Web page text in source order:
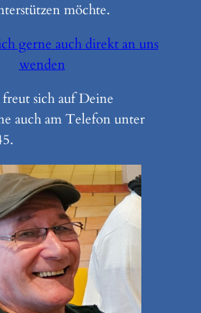
möchte.
gerne auch direkt an uns
wenden
sich auf Deine
auch am Telefon unter